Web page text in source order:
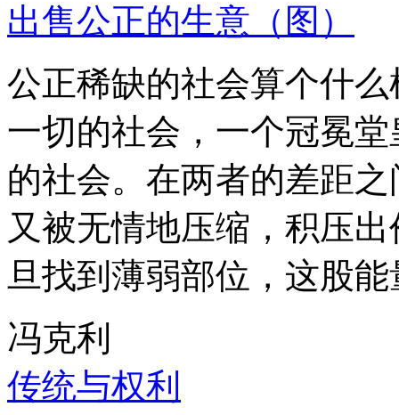
出售公正的生意（图）
公正稀缺的社会算个什
一切的社会，一个冠冕
的社会。在两者的差距
又被无情地压缩，积压
旦找到薄弱部位，这股
冯克利
传统与权利